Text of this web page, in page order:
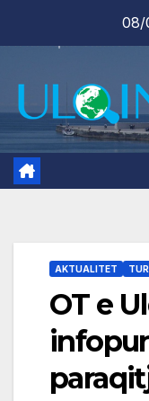
08/
AKTUALITET
OT e